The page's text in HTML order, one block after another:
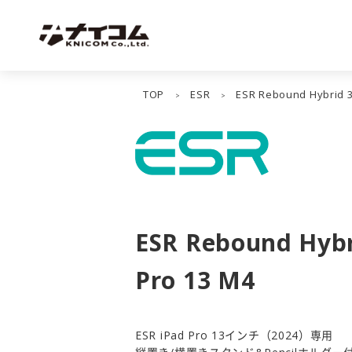
TOP
> ESR > ESR Rebound Hybrid
ESR Rebound
Pro 13 M4
ESR iPad Pro 13インチ（2024）専用